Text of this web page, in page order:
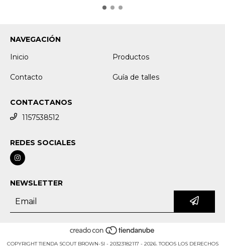
NAVEGACIÓN
Inicio
Productos
Contacto Guía de talles
CONTACTANOS
1157538512
REDES SOCIALES
NEWSLETTER
COPYRIGHT TIENDA SCOUT BROWN-SI - 20323182117 - 2026. TODOS LOS DERECHOS